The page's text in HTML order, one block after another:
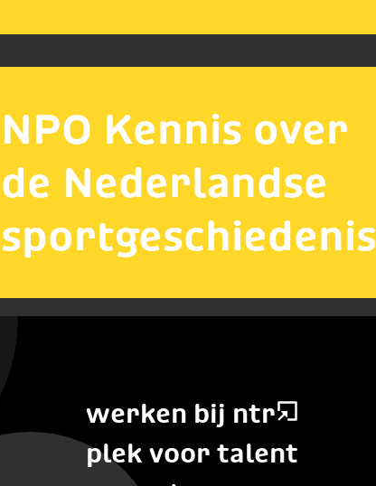
NPO Kennis over
de Nederlandse
sportgeschiedenis
werken bij ntr
plek voor talent